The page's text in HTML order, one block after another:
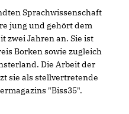
Sprachwissenschaft
jung und gehört dem
zwei Jahren an. Sie ist
Borken sowie zugleich
Die Arbeit der
sie als stellvertretende
"Biss35".